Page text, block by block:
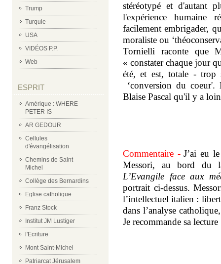
Trump
Turquie
USA
VIDÉOS P.P.
Web
ESPRIT
Amérique : WHERE
PETER IS
AR GEDOUR
Cellules
d'évangélisation
Chemins de Saint
Michel
Collège des Bernardins
Eglise catholique
Franz Stock
Institut JM Lustiger
l'Ecriture
Mont Saint-Michel
Patriarcat Jérusalem
stéréotypé et d'autant
l'expérience humaine
facilement embrigader,
moraliste ou
Tornielli raconte que
« constater chaque jour
été, et est, totale - trop
‘conversion du
Blaise Pascal qu'il y a
Commentaire - J’ai eu
Messori, au bord du
L’Evangile face aux
portrait ci-dessus.
l’intellectuel italien :
dans l’analyse
Je recommande sa lecture